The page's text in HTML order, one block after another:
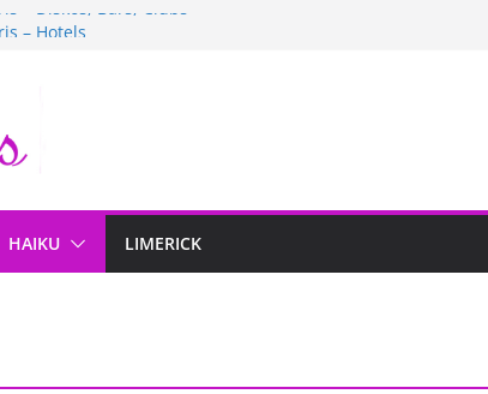
– Diskos, Bars, Clubs
– Museen & Bibliotheken
HAIKU LIMERICK